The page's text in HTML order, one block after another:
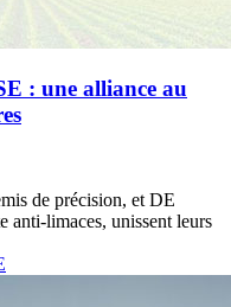
: une alliance au
de précision, et DE
anti-limaces, unissent leurs